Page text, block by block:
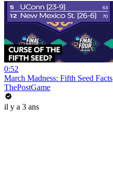
0:52
March Madness: Fifth Seed Facts
ThePostGame
il y a 3 ans